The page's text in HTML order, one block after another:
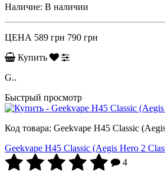
Наличие: В наличии
ЦЕНА 589 грн 790 грн
Купить
G..
Быстрый просмотр
Код товара: Geekvape H45 Classic
Geekvape H45 Classic (Aegis Hero 2
4